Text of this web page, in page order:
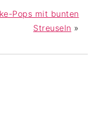
Pops mit bunten
Streuseln »